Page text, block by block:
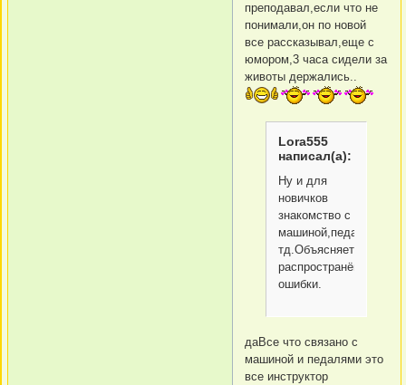
преподавал,если что не
понимали,он по новой
все рассказывал,еще с
юмором,3 часа сидели за
животы держались..
Lora555
написал(а):
Ну и для
новичков
знакомство с
машиной,педалями,и
тд.Объясняет
распространённые
ошибки.
даВсе что связано с
машиной и педалями это
все инструктор